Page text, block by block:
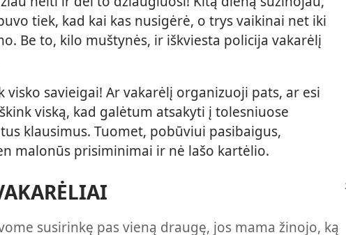
tiek, kad kai kas nusigėrė, o trys vaikinai net iki
Be to, kilo muštynės, ir iškviesta policija vakarėlį
visko savieigai! Ar vakarėlį organizuoji pats, ar esi
viską, kad galėtum atsakyti į tolesniuose
klausimus. Tuomet, pobūviui pasibaigus,
malonūs prisiminimai ir nė lašo kartėlio.
susirinkę pas vieną draugę, jos mama žinojo, ką